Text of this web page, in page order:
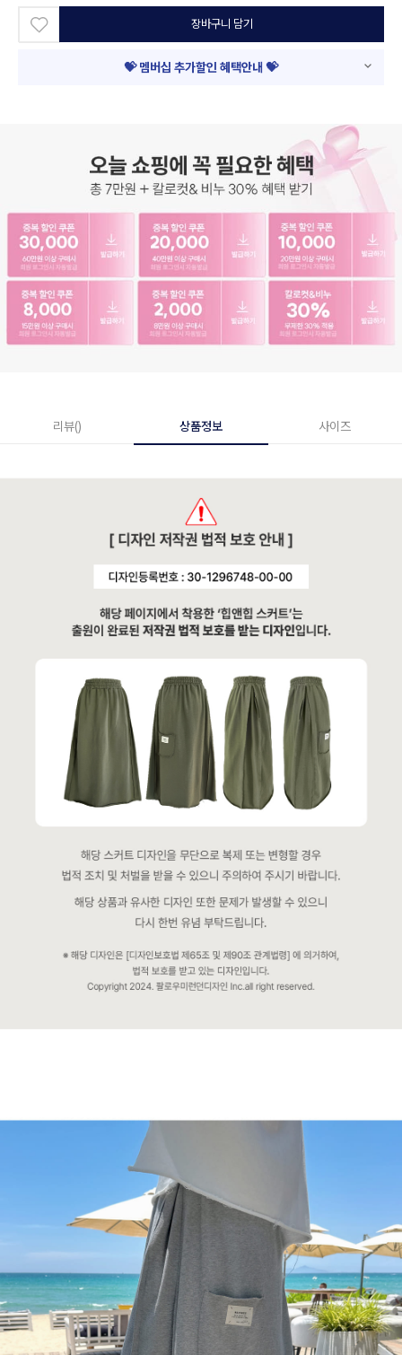
장바구니 담기
💝 멤버십 추가할인 혜택안내 💝
리뷰() 상품정보 사이즈